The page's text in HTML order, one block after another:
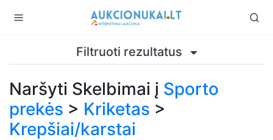
Filtruoti rezultatus
Naršyti Skelbimai į Sporto
prekės > Kriketas >
Krepšiai/karstai